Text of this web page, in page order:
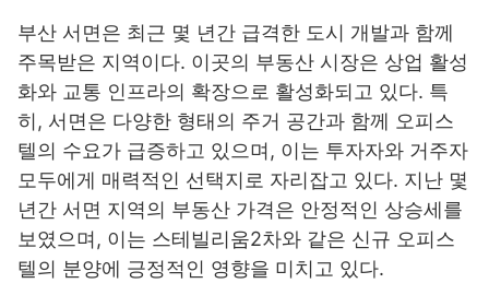
부산 서면은 최근 몇 년간 급격한 도시 개발과 함께
주목받은 지역이다. 이곳의 부동산 시장은 상업 활성
화와 교통 인프라의 확장으로 활성화되고 있다. 특
히, 서면은 다양한 형태의 주거 공간과 함께 오피스
텔의 수요가 급증하고 있으며, 이는 투자자와 거주자
모두에게 매력적인 선택지로 자리잡고 있다. 지난 몇
년간 서면 지역의 부동산 가격은 안정적인 상승세를
보였으며, 이는 스테빌리움2차와 같은 신규 오피스
텔의 분양에 긍정적인 영향을 미치고 있다.